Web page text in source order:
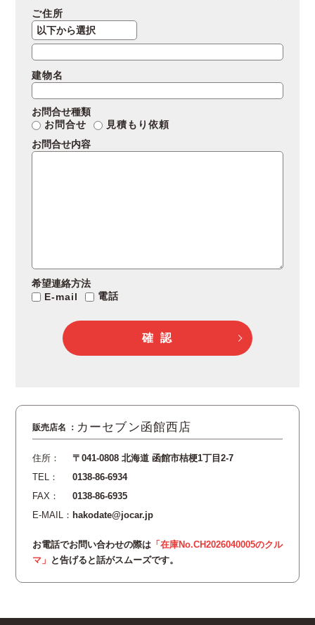
ご住所
建物名
お問合せ種類
お問合せ
見積もり依頼
お問合せ内容
希望連絡方法
E-mail
電話
確 認
カーセブン函館西店
住所：
〒041-0808 北海道 函館市桔梗1丁目2-7
TEL：
0138-86-6934
FAX：
0138-86-6935
E-MAIL： hakodate@jocar.jp
お電話でお問い合わせの際は「在庫No.CH2026040005のクル
マ」 と告げると話がスムーズです。